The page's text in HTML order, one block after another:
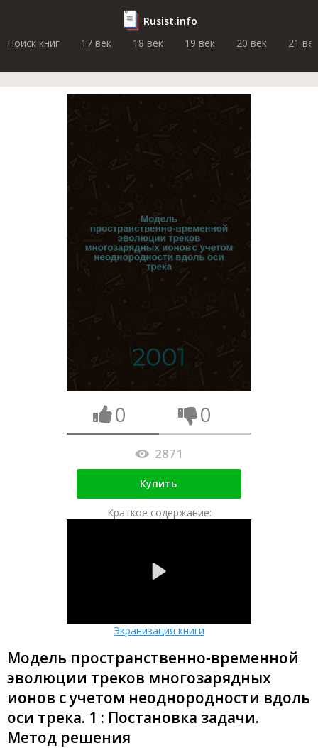
Rusist.info
Поиск книг
17 век 18 век 19 век 20 век 21 век
0 0
2871
Купить
Краткое содержание:
Экранизация книги
Модель пространственно-временной
эволюции треков многозарядных
ионов с учетом неоднородности вдоль
оси трека. 1 : Постановка задачи.
Метод решения